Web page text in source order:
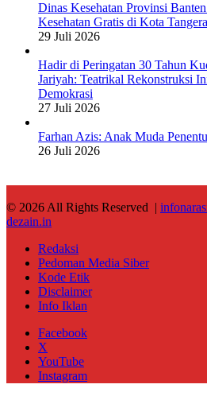
Dinas Kesehatan Provinsi
Kesehatan Gratis di Kota
29 Juli 2026
Hadir di Peringatan 30 Tahun
Jariyah: Teatrikal Rekonstruksi
Demokrasi
27 Juli 2026
Farhan Azis: Anak Muda
26 Juli 2026
© 2026 All Rights Reserved |
dezain.in
Redaksi
Pedoman Media Siber
Kode Etik
Disclaimer
Info Iklan
Facebook
X
YouTube
Instagram